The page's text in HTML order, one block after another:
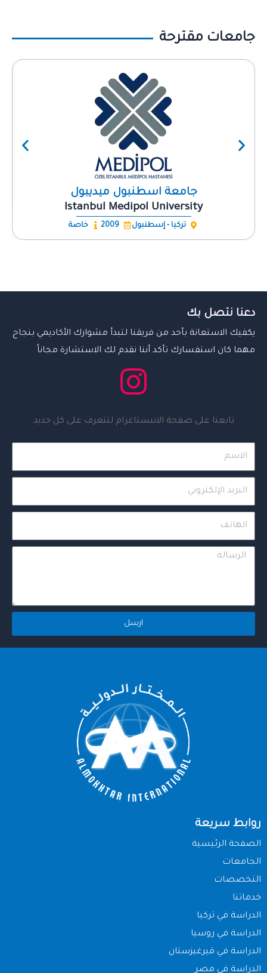
جامعات مقترحة
جامعة اسطنبول ميديبول
Istanbul Medipol University
تركيا - إسطنبول 2009 خاصة
Next
دعنا نتصل بك
يكفيك الاستعانة بأحد من فريقنا لتبدأ مشوارك الأكاديمي بنجاح
مهما كان استفسارك تأكد أننا نقدم لك الاستشارة مجاناً
تابعنا على صفحة الانيستاغرام لتتعرف على كل جديد
Name
Email
Phone
Message
ارسل
روابط سريعة
الصفحة الرئيسية
الجامعات
التخصصات
خدماتنا
الدراسة في تركيا
الدراسة في روسيا
الدراسة في قيرغيزستان
الدراسة في مصر